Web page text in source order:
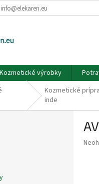
info@elekaren.eu
Kozmetické výrobky
Kozmetické
inde